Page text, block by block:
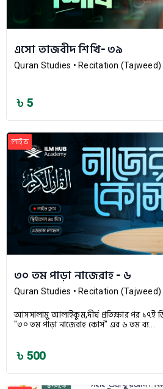
এসো তাজবীদ শিখি- ৩৯
Quran Studies • Recitation (Tajweed)
৳ 5
লাইভ
৩০ তম পাড়া নাজেরাহ - ৬
Quran Studies • Recitation (Tajweed)
আসসালামু আলাইকুম,দীর্ঘ প্রতিক্ষার পর ১৭ই
"৩০ তম পাড়া নাজেরাহ কোর্স" এর ৬ তম ব্য...
৳ 500